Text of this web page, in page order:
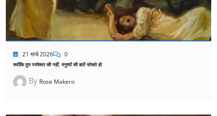
21 मार्च 2026 0
क्योंकि तुम परमेश्वर की नहीं, मनुष्यों की बातें सोचते हो
By Rose Makero